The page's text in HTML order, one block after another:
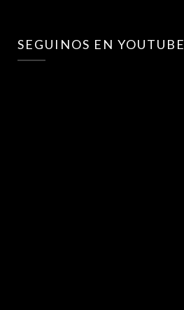
SEGUINOS EN YOUTUBE